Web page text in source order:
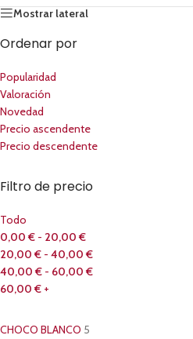
Mostrar lateral
Ordenar por
Popularidad
Valoración
Novedad
Precio ascendente
Precio descendente
Filtro de precio
Todo
0,00 € - 20,00 €
20,00 € - 40,00 €
40,00 € - 60,00 €
60,00 € +
CHOCO BLANCO 5